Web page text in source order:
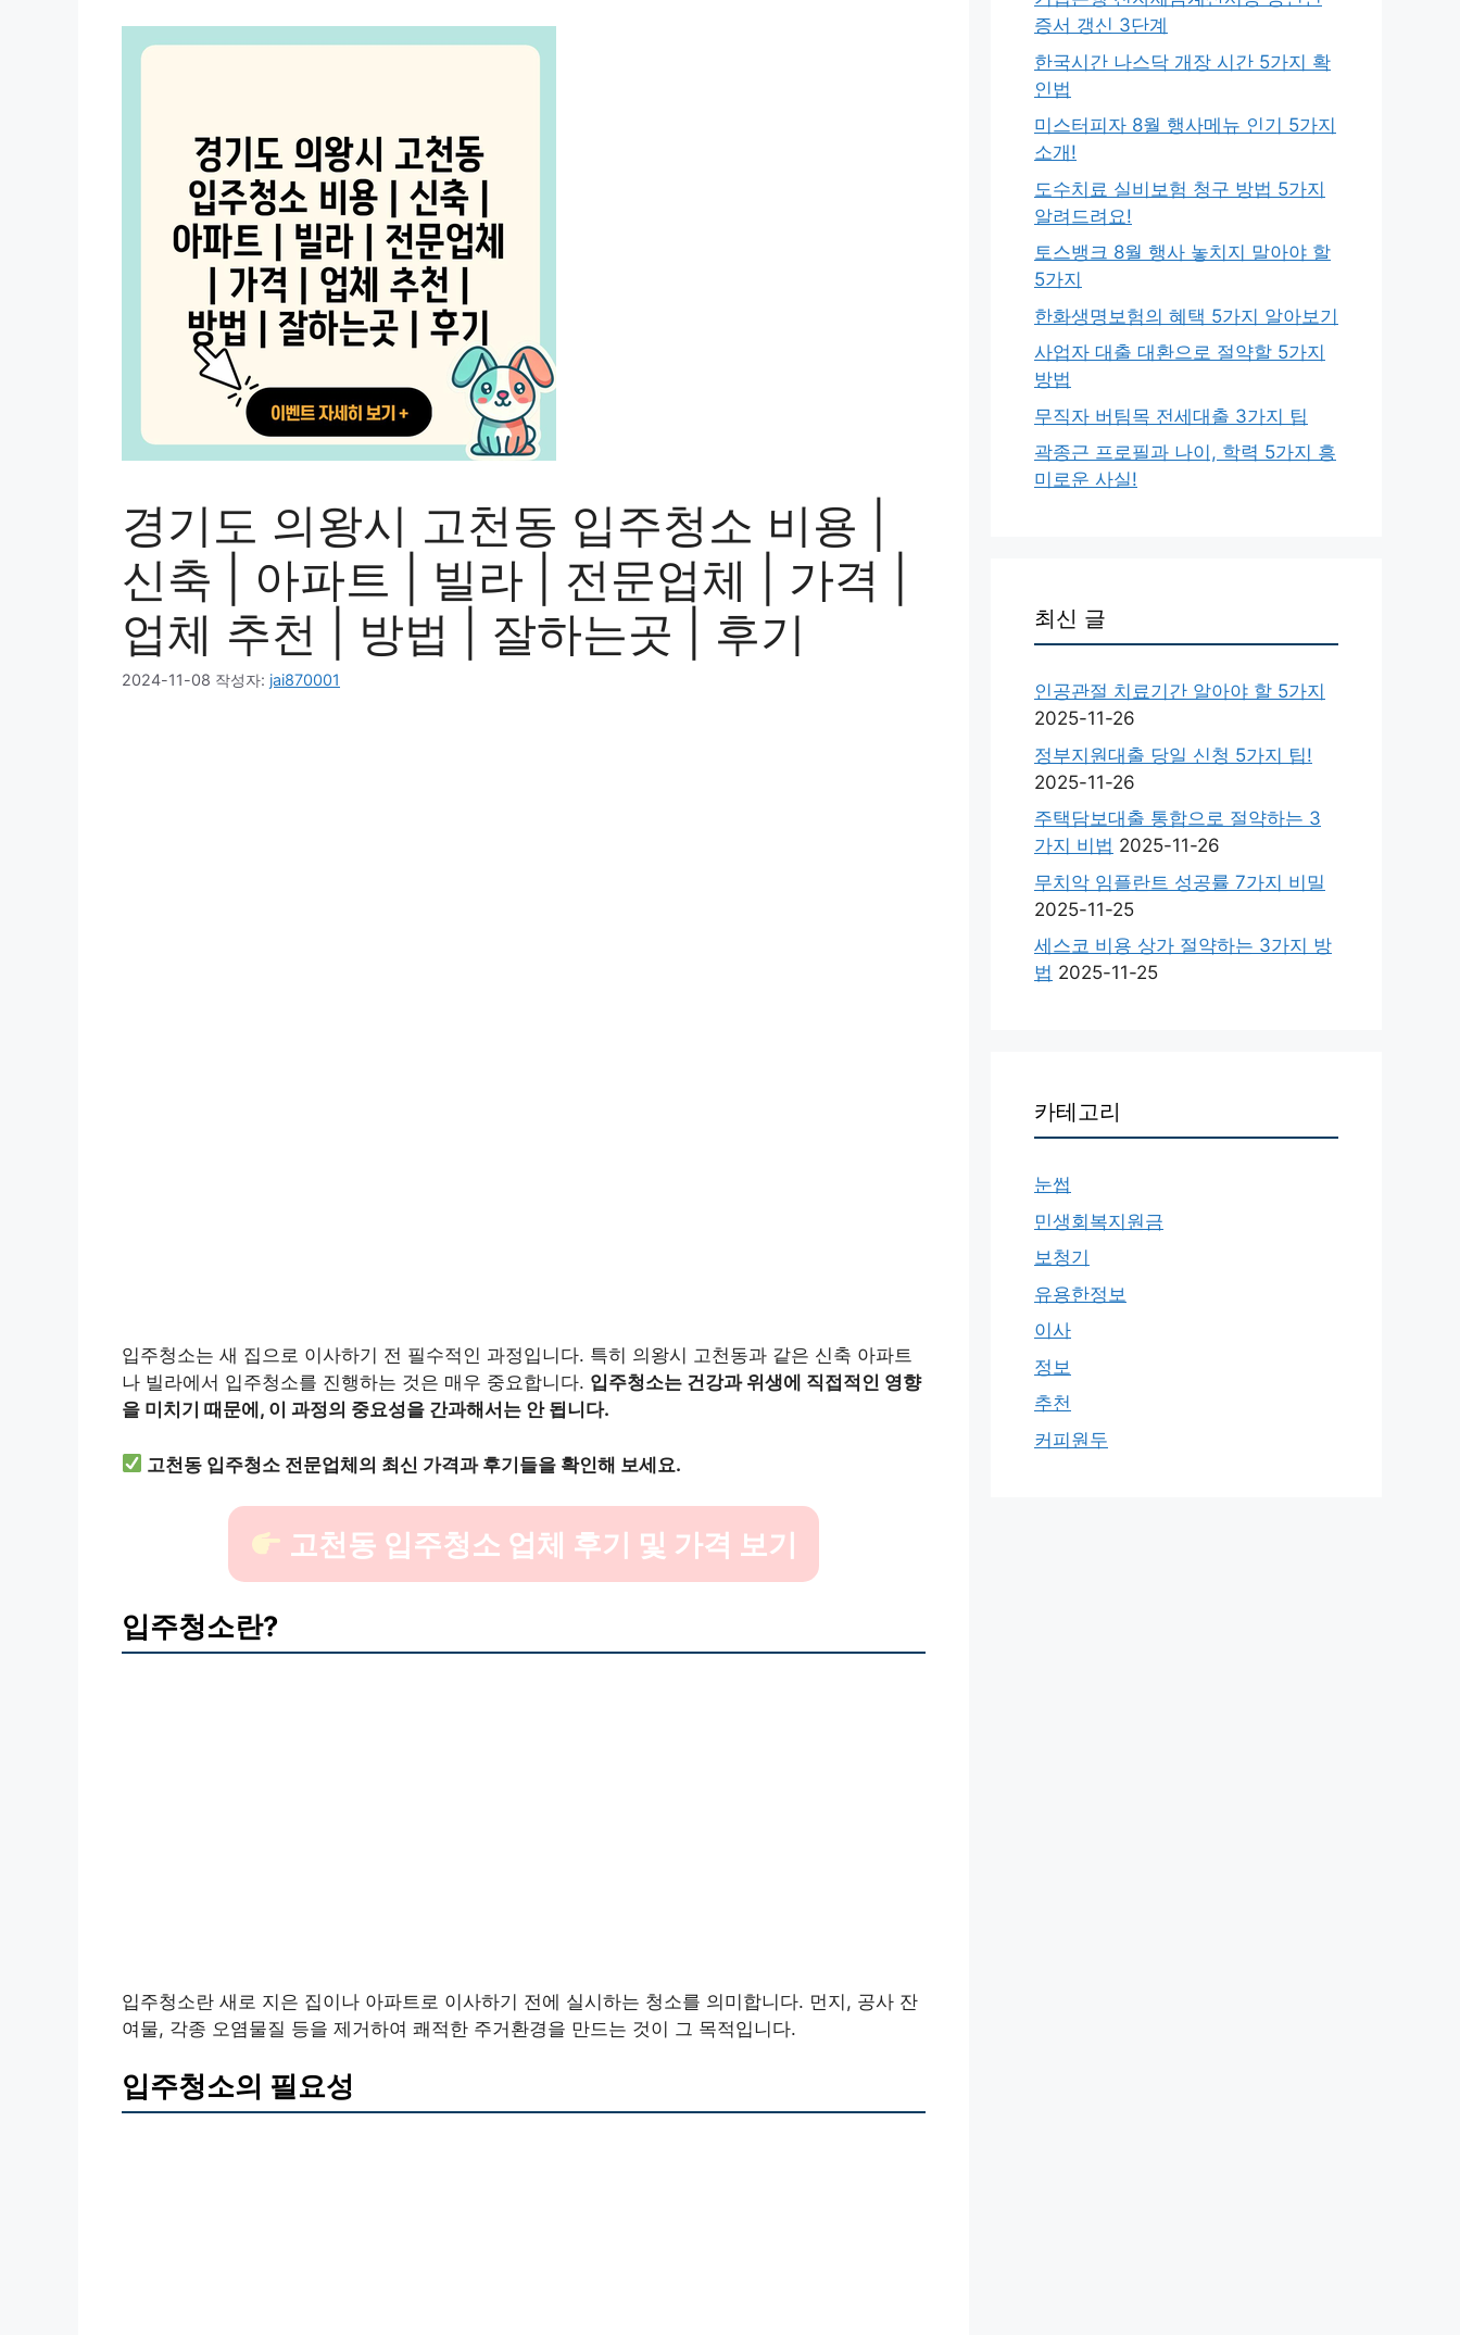
경기도 의왕시 고천동 입주청소 비용 |
신축 | 아파트 | 빌라 | 전문업체 | 가격 |
업체 추천 | 방법 | 잘하는곳 | 후기
2024-11-08 작성자: jai870001
입주청소는 새 집으로 이사하기 전 필수적인 과정입니다. 특히 의왕시 고천동과 같은 신축 아파트
나 빌라에서 입주청소를 진행하는 것은 매우 중요합니다. 입주청소는 건강과 위생에 직접적인 영향
을 미치기 때문에, 이 과정의 중요성을 간과해서는 안 됩니다.
고천동 입주청소 전문업체의 최신 가격과 후기들을 확인해 보세요.
고천동 입주청소 업체 후기 및 가격 보기
입주청소란?
입주청소란 새로 지은 집이나 아파트로 이사하기 전에 실시하는 청소를 의미합니다. 먼지, 공사 잔
여물, 각종 오염물질 등을 제거하여 쾌적한 주거환경을 만드는 것이 그 목적입니다.
입주청소의 필요성
증서 갱신 3단계
한국시간 나스닥 개장 시간 5가지 확
인법
미스터피자 8월 행사메뉴 인기 5가지
소개!
도수치료 실비보험 청구 방법 5가지
알려드려요!
토스뱅크 8월 행사 놓치지 말아야 할
5가지
한화생명보험의 혜택 5가지 알아보기
사업자 대출 대환으로 절약할 5가지
방법
무직자 버팀목 전세대출 3가지 팁
곽종근 프로필과 나이, 학력 5가지 흥
미로운 사실!
최신 글
인공관절 치료기간 알아야 할 5가지
2025-11-26
정부지원대출 당일 신청 5가지 팁!
2025-11-26
주택담보대출 통합으로 절약하는 3
가지 비법 2025-11-26
무치악 임플란트 성공률 7가지 비밀
2025-11-25
세스코 비용 상가 절약하는 3가지 방
법 2025-11-25
카테고리
눈썹
민생회복지원금
보청기
유용한정보
이사
정보
추천
커피원두